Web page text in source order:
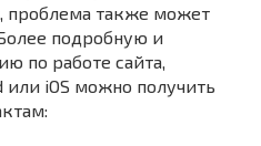
проблема также может
подробную и
по работе сайта,
iOS можно получить